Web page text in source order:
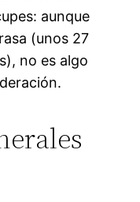
aunque
(unos 27
no es algo